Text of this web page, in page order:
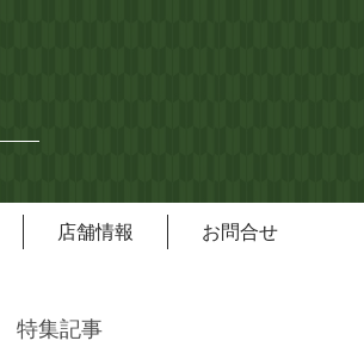
店舗情報 お問合せ
特集記事